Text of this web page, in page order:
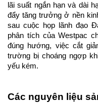
lãi suất ngắn hạn và dài
đẩy tăng trưởng ở nền
sau cuộc họp lãnh đạo
phân tích của Westpac
đúng hướng, việc cắt
trường bị choáng ngợp
yếu kém.
Các nguyên liệu